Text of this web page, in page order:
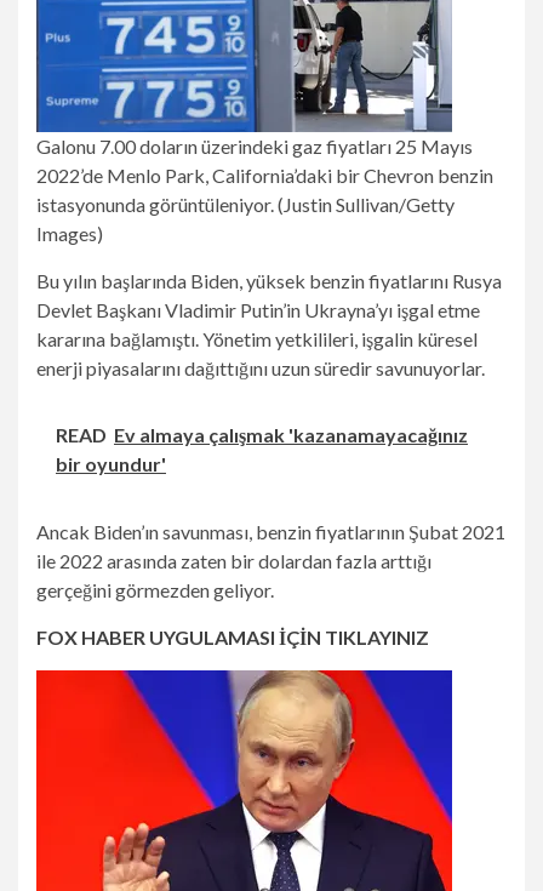
Galonu 7.00 doların üzerindeki gaz fiyatları 25 Mayıs
2022’de Menlo Park, California’daki bir Chevron benzin
istasyonunda görüntüleniyor. (Justin Sullivan/Getty
Images)
Bu yılın başlarında Biden, yüksek benzin fiyatlarını Rusya
Devlet Başkanı Vladimir Putin’in Ukrayna’yı işgal etme
kararına bağlamıştı. Yönetim yetkilileri, işgalin küresel
enerji piyasalarını dağıttığını uzun süredir savunuyorlar.
READ Ev almaya çalışmak 'kazanamayacağınız
bir oyundur'
Ancak Biden’ın savunması, benzin fiyatlarının Şubat 2021
ile 2022 arasında zaten bir dolardan fazla arttığı
gerçeğini görmezden geliyor.
FOX HABER UYGULAMASI İÇİN TIKLAYINIZ